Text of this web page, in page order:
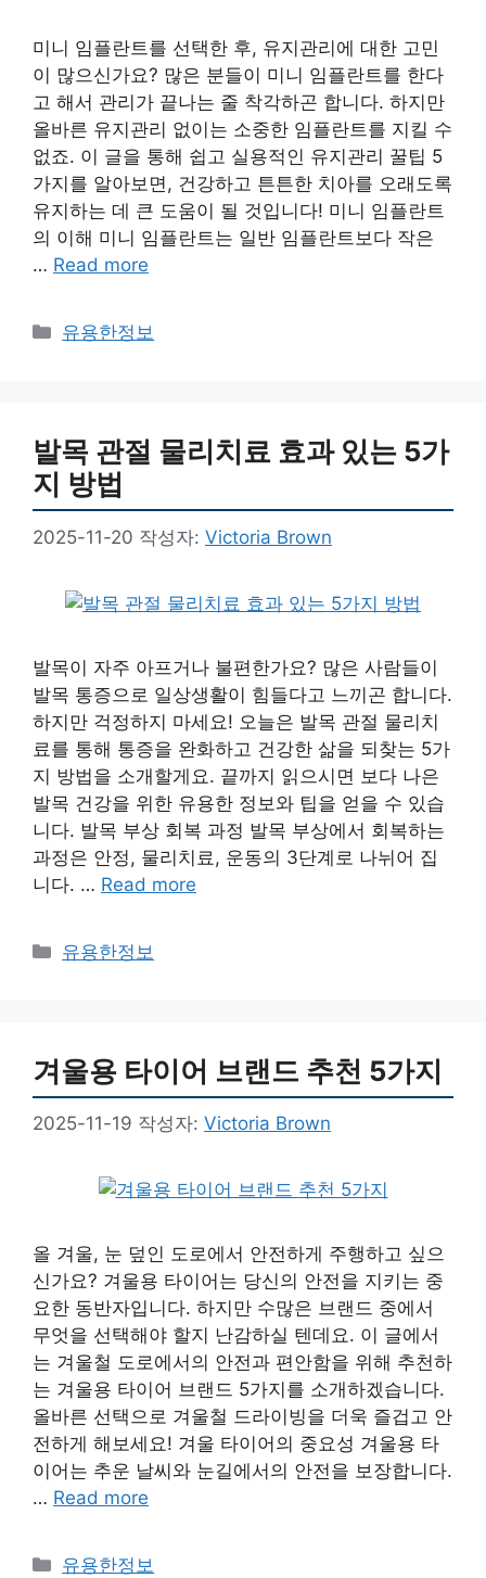
미니 임플란트를 선택한 후, 유지관리에 대한 고민
이 많으신가요? 많은 분들이 미니 임플란트를 한다
고 해서 관리가 끝나는 줄 착각하곤 합니다. 하지만
올바른 유지관리 없이는 소중한 임플란트를 지킬 수
없죠. 이 글을 통해 쉽고 실용적인 유지관리 꿀팁 5
가지를 알아보면, 건강하고 튼튼한 치아를 오래도록
유지하는 데 큰 도움이 될 것입니다! 미니 임플란트
의 이해 미니 임플란트는 일반 임플란트보다 작은
… Read more
카
유용한정보
발목 관절 물리치료 효과 있는 5가
지 방법
2025-11-20 작성자: Victoria Brown
발목이 자주 아프거나 불편한가요? 많은 사람들이
발목 통증으로 일상생활이 힘들다고 느끼곤 합니다.
하지만 걱정하지 마세요! 오늘은 발목 관절 물리치
료를 통해 통증을 완화하고 건강한 삶을 되찾는 5가
지 방법을 소개할게요. 끝까지 읽으시면 보다 나은
발목 건강을 위한 유용한 정보와 팁을 얻을 수 있습
니다. 발목 부상 회복 과정 발목 부상에서 회복하는
과정은 안정, 물리치료, 운동의 3단계로 나뉘어 집
니다. … Read more
카
유용한정보
겨울용 타이어 브랜드 추천 5가지
2025-11-19 작성자: Victoria Brown
올 겨울, 눈 덮인 도로에서 안전하게 주행하고 싶으
신가요? 겨울용 타이어는 당신의 안전을 지키는 중
요한 동반자입니다. 하지만 수많은 브랜드 중에서
무엇을 선택해야 할지 난감하실 텐데요. 이 글에서
는 겨울철 도로에서의 안전과 편안함을 위해 추천하
는 겨울용 타이어 브랜드 5가지를 소개하겠습니다.
올바른 선택으로 겨울철 드라이빙을 더욱 즐겁고 안
전하게 해보세요! 겨울 타이어의 중요성 겨울용 타
이어는 추운 날씨와 눈길에서의 안전을 보장합니다.
… Read more
카
유용한정보